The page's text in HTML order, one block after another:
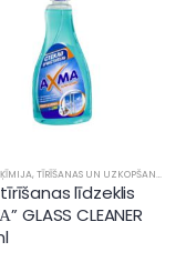
ĶĪMIJA, TĪRĪŠANAS UN UZKOPŠANAS LĪDZEKĻI
līdzeklis
GLASS CLEANER